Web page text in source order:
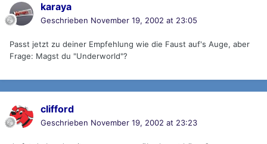
karaya
Geschrieben November 19, 2002 at 23:05
Passt jetzt zu deiner Empfehlung wie die Faust auf's Auge, aber
Frage: Magst du "Underworld"?
clifford
Geschrieben November 19, 2002 at 23:23